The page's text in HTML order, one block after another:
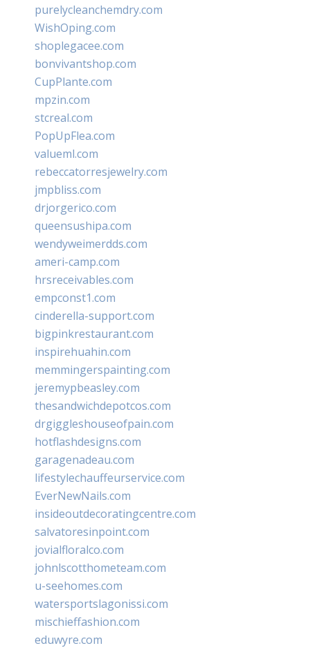
purelycleanchemdry.com
WishOping.com
shoplegacee.com
bonvivantshop.com
CupPlante.com
mpzin.com
stcreal.com
PopUpFlea.com
valueml.com
rebeccatorresjewelry.com
jmpbliss.com
drjorgerico.com
queensushipa.com
wendyweimerdds.com
ameri-camp.com
hrsreceivables.com
empconst1.com
cinderella-support.com
bigpinkrestaurant.com
inspirehuahin.com
memmingerspainting.com
jeremypbeasley.com
thesandwichdepotcos.com
drgiggleshouseofpain.com
hotflashdesigns.com
garagenadeau.com
lifestylechauffeurservice.com
EverNewNails.com
insideoutdecoratingcentre.com
salvatoresinpoint.com
jovialfloralco.com
johnlscotthometeam.com
u-seehomes.com
watersportslagonissi.com
mischieffashion.com
eduwyre.com